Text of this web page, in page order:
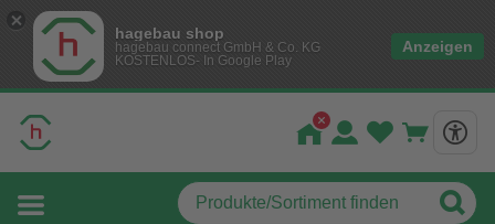
hagebau shop
hagebau connect GmbH & Co. KG
KOSTENLOS- In Google Play
Anzeigen